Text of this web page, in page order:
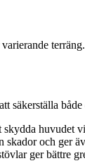
både
huvudet
skador och ger
ger bättre